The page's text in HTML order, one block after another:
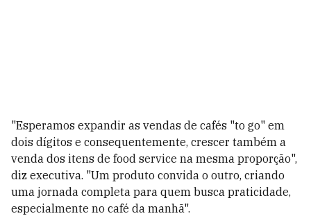
"Esperamos expandir as vendas de cafés "to go" em
dois dígitos e consequentemente, crescer também a
venda dos itens de food service na mesma proporção",
diz executiva. "Um produto convida o outro, criando
uma jornada completa para quem busca praticidade,
especialmente no café da manhã".